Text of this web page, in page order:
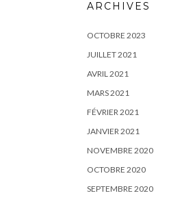
ARCHIVES
OCTOBRE 2023
JUILLET 2021
AVRIL 2021
MARS 2021
FÉVRIER 2021
JANVIER 2021
NOVEMBRE 2020
OCTOBRE 2020
SEPTEMBRE 2020